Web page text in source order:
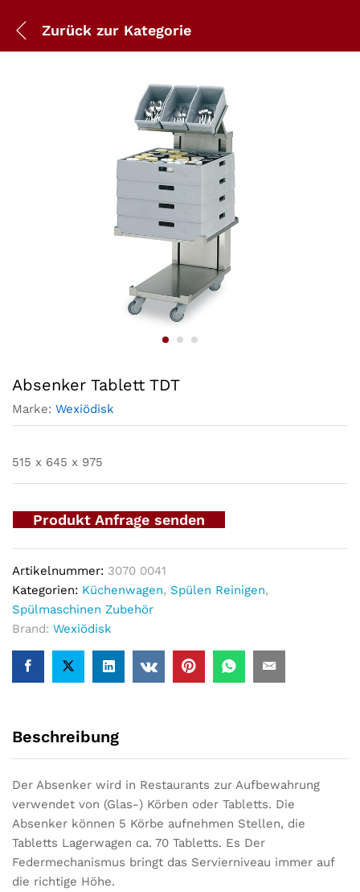
Zurück zur Kategorie
Absenker Tablett TDT
Marke: Wexiödisk
515 x 645 x 975
Produkt Anfrage senden
Artikelnummer: 3070 0041
Kategorien: Küchenwagen, Spülen Reinigen,
Spülmaschinen Zubehör
Brand: Wexiödisk
Beschreibung
Der Absenker wird in Restaurants zur Aufbewahrung
verwendet von (Glas-) Körben oder Tabletts. Die
Absenker können 5 Körbe aufnehmen Stellen, die
Tabletts Lagerwagen ca. 70 Tabletts. Es Der
Federmechanismus bringt das Servierniveau immer auf
die richtige Höhe.